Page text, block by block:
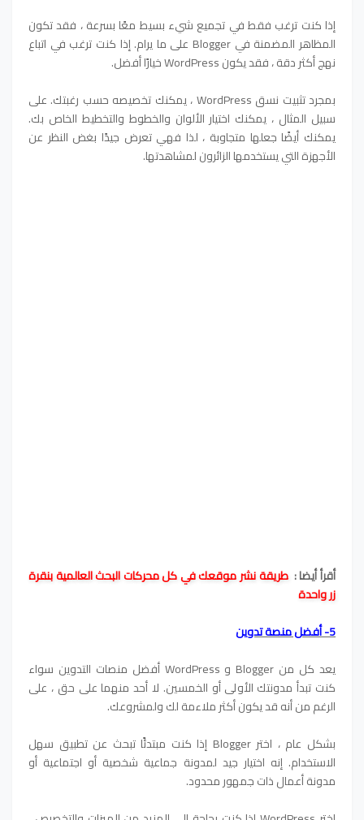
إذا كنت ترغب فقط في تجميع شيء بسيط معًا بسرعة ، فقد تكون
المظاهر المضمنة في Blogger على ما يرام. إذا كنت ترغب في اتباع
نهج أكثر دقة ، فقد يكون WordPress خيارًا أفضل.
بمجرد تثبيت نسق WordPress ، يمكنك تخصيصه حسب رغبتك. على
سبيل المثال ، يمكنك اختيار الألوان والخطوط والتخطيط الخاص بك.
يمكنك أيضًا جعلها متجاوبة ، لذا فهي تعرض جيدًا بغض النظر عن
الأجهزة التي يستخدمها الزائرون لمشاهدتها.
أقرأ أيضا : ‫طريقة نشر موقعك في كل محركات البحث العالمية بنقرة
زر واحدة
5- أفضل منصة تدوين
يعد كل من Blogger و WordPress أفضل منصات التدوين سواء
كنت تبدأ مدونتك الأولى أو الخمسين. لا أحد منهما على حق ، على
الرغم من أنه قد يكون أكثر ملاءمة لك ولمشروعك.
بشكل عام ، اختر Blogger إذا كنت مبتدئًا تبحث عن تطبيق سهل
الاستخدام. إنه اختيار جيد لمدونة جماعية شخصية أو اجتماعية أو
مدونة أعمال ذات جمهور محدود.